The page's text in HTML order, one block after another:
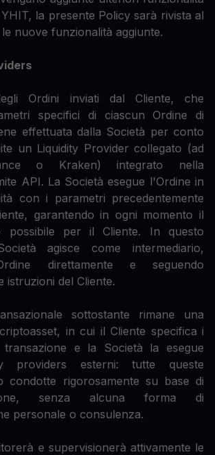
la presente Policy sarà rivista al
nuove funzionalità aggiunte.
Ordini inviati dal Cliente, che
specifici di ciascun Ordine di
effettuata dalla Società per conto
un Liquidity Provider collegato (ad
o Kraken) integrato nella
API. La Società esegue l'Ordine in
con i parametri precedentemente
garantendo in ogni momento il
possibile per il Cliente. In questo
agisce come intermediario,
direttamente e seguendo
istruzioni del Cliente.
sottostante rimane una
in cui il Cliente specifica i
transazione e la Società la esegue
providers esterni: tutte queste
condotte rigorosamente su base di
senza alcuna forma di
personale o consulenza.
e supervisionerà attivamente le